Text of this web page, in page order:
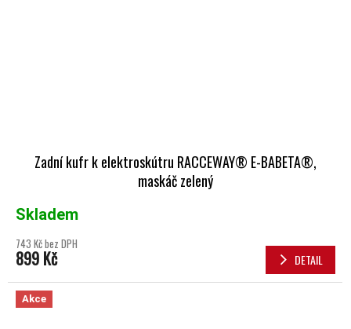
Zadní kufr k elektroskútru RACCEWAY® E-BABETA®,
maskáč zelený
Skladem
743 Kč bez DPH
899 Kč DETAIL
Akce